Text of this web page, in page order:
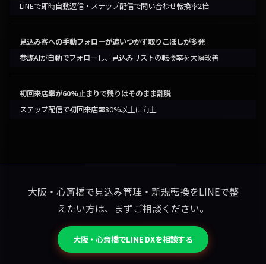
LINEで即時自動返信・ステップ配信で問い合わせ転換率2倍
見込み客への手動フォローが追いつかず取りこぼしが多発
参謀AIが自動でフォローし、見込みリストの転換率を大幅改善
初回来店率が60%止まりで残りはそのまま離脱
ステップ配信で初回来店率80%以上に向上
大阪・心斎橋で見込み管理・新規転換をLINEで整
えたい方は、まずご相談ください。
大阪・心斎橋でLINE DXを相談する